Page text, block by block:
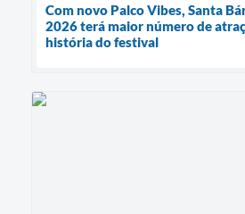
Com novo Palco Vibes, Santa
2026 terá maior número de
história do festival